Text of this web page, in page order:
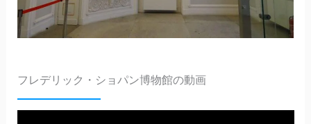
フレデリック・ショパン博物館の動画